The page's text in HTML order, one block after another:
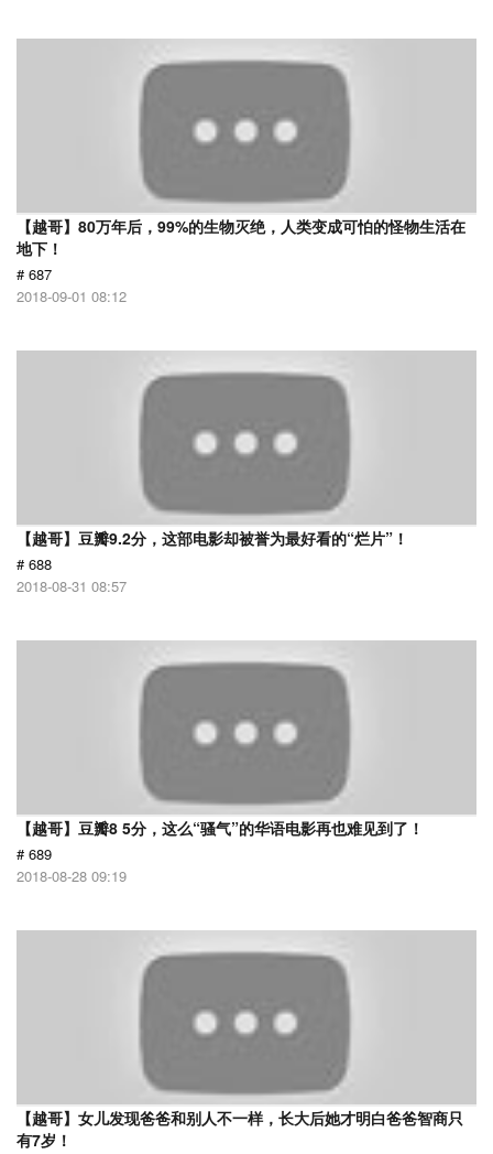
【越哥】80万年后，99%的生物灭绝，人类变成可怕的怪物生活在
地下！
# 687
2018-09-01 08:12
【越哥】豆瓣9.2分，这部电影却被誉为最好看的“烂片”！
# 688
2018-08-31 08:57
【越哥】豆瓣8 5分，这么“骚气”的华语电影再也难见到了！
# 689
2018-08-28 09:19
【越哥】女儿发现爸爸和别人不一样，长大后她才明白爸爸智商只
有7岁！